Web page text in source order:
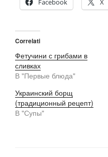
Facebook X
Correlati
Фетучини с грибами в
сливках
В "Первые блюда"
Украинский борщ
(традиционный рецепт)
В "Супы"